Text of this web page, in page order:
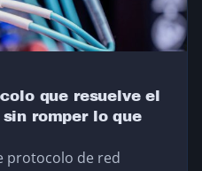
que resuelve el
romper lo que
protocolo de red